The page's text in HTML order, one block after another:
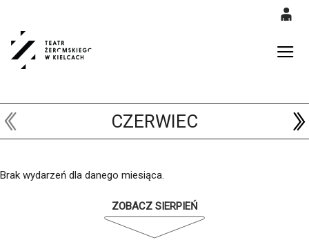
0,00
CZERWIEC
Brak wydarzeń dla danego miesiąca.
ZOBACZ SIERPIEŃ